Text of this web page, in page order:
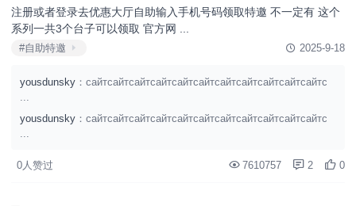
注册或者登录去优惠大厅自助输入手机号码领取特邀 不一定有 这个
系列一共3个台子可以领取 官方网 ...
#自助特邀 2025-9-18
yousdunsky ：сайтсайтсайтсайтсайтсайтсайтсайтсайтсайтсайтс
yousdunsky ：сайтсайтсайтсайтсайтсайтсайтсайтсайтсайтсайтс
0人赞过 7610757 2 0